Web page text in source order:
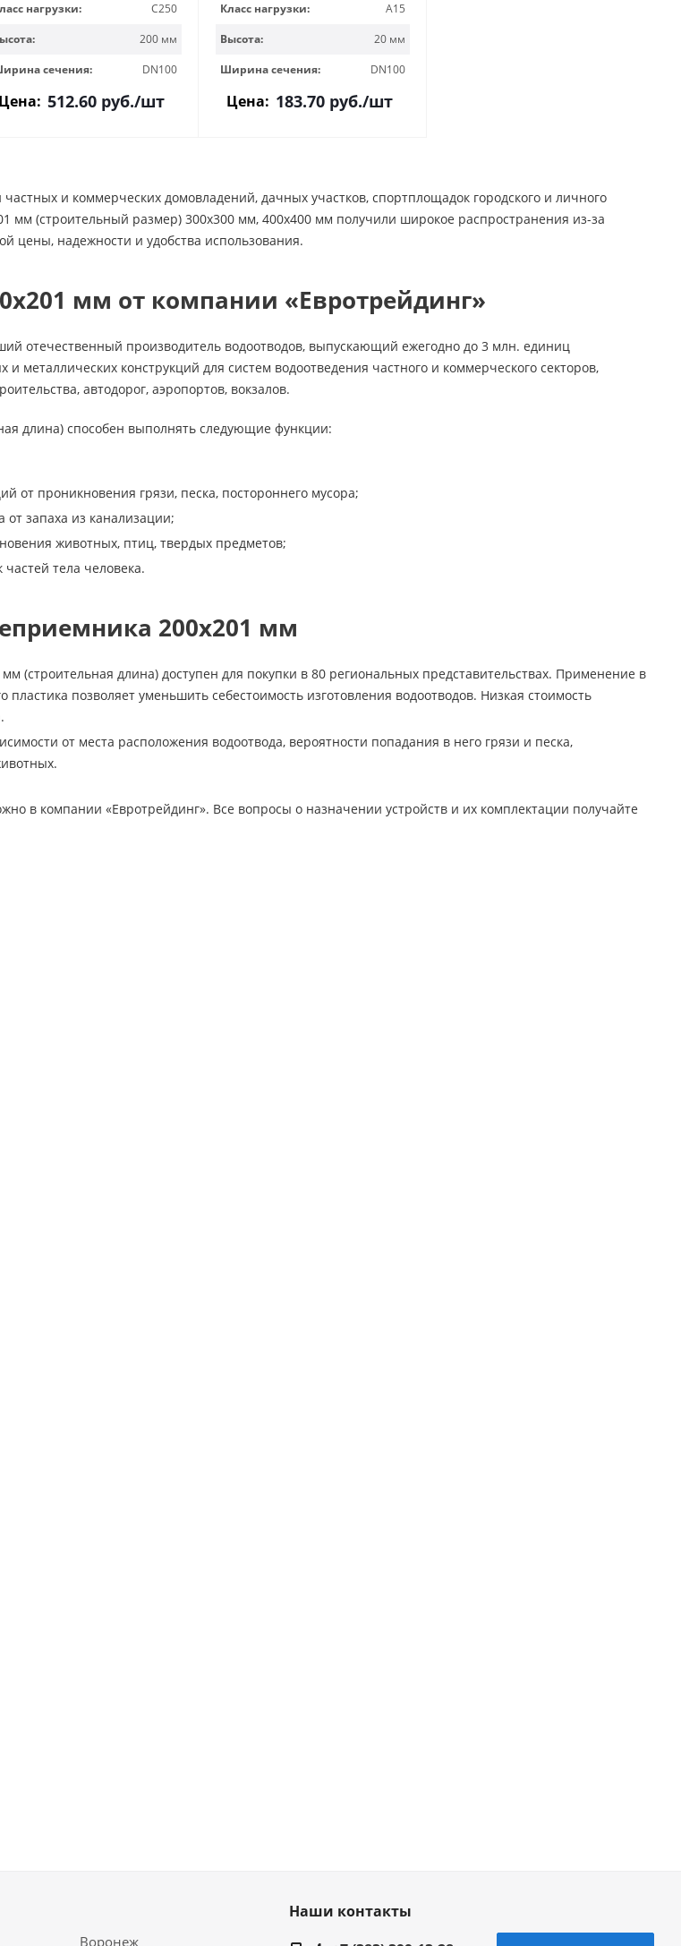
нагрузки:
C250
200 мм
сечения:
DN100
Цена: 512.60 руб./шт
Класс нагрузки:
A15
Высота:
20 мм
Ширина сечения:
DN100
Цена: 183.70 руб./шт
и коммерческих домовладений, дачных участков, спортплощадок городского и личного
мм (строительный размер) 300х300 мм, 400х400 мм получили широкое распространения из-за
цены, надежности и удобства использования.
мм от компании «Евротрейдинг»
отечественный производитель водоотводов, выпускающий ежегодно до 3 млн. единиц
металлических конструкций для систем водоотведения частного и коммерческого секторов,
автодорог, аэропортов, вокзалов.
длина) способен выполнять следующие функции:
от проникновения грязи, песка, постороннего мусора;
запаха из канализации;
животных, птиц, твердых предметов;
тела человека.
200х201 мм
(строительная длина) доступен для покупки в 80 региональных представительствах. Применение в
пластика позволяет уменьшить себестоимость изготовления водоотводов. Низкая стоимость
от места расположения водоотвода, вероятности попадания в него грязи и песка,
в компании «Евротрейдинг». Все вопросы о назначении устройств и их комплектации получайте
Воронеж
Наши контакты